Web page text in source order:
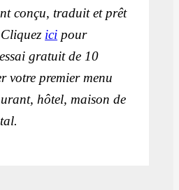
conçu, traduit et prêt
ici pour
gratuit de 10
votre premier menu
hôtel, maison de